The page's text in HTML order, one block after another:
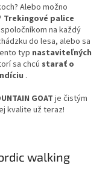
Alebo možno
Trekingové palice
na každý
do lesa, alebo sa
typ nastaviteľných
sa chcú starať o
.
GOAT je čistým
kvalite už teraz!
walking